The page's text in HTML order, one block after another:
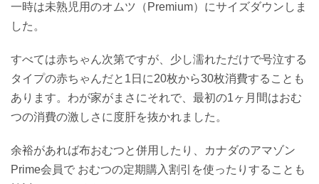
一時は未熟児用のオムツ（Premium）にサイズダウンしま
した。
すべては赤ちゃん次第ですが、少し濡れただけで号泣する
タイプの赤ちゃんだと1日に20枚から30枚消費することも
あります。わが家がまさにそれで、最初の1ヶ月間はおむ
つの消費の激しさに度肝を抜かれました。
余裕があれば布おむつと併用したり、カナダのアマゾン
Prime会員で おむつの定期購入割引を使ったりすることも